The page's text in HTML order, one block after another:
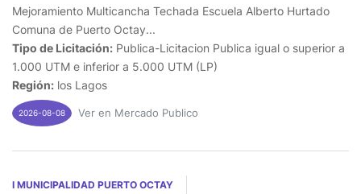
Mejoramiento Multicancha Techada Escuela Alberto Hurtado
Comuna de Puerto Octay...
Tipo de Licitación: Publica-Licitacion Publica igual o superior a
1.000 UTM e inferior a 5.000 UTM (LP)
Región: los Lagos
2026-08-08 Ver en Mercado Publico
I MUNICIPALIDAD PUERTO OCTAY